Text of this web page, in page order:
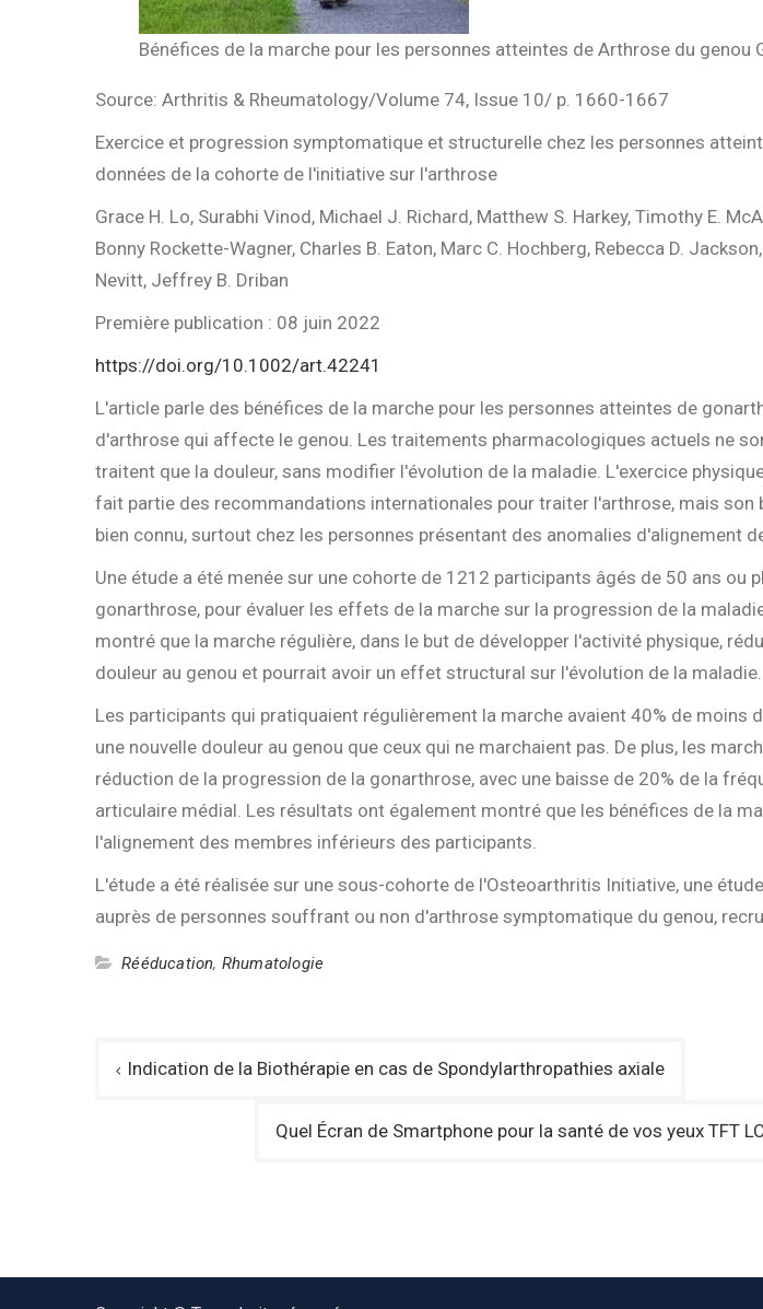
Bénéfices de la marche pour les personnes atteintes de Arthrose du genou
Source: Arthritis & Rheumatology/Volume 74, Issue 10/ p. 1660-1667
Exercice et progression symptomatique et structurelle chez les personnes
données de la cohorte de l'initiative sur l'arthrose
Grace H. Lo, Surabhi Vinod, Michael J. Richard, Matthew S. Harkey, Timothy E.
Bonny Rockette-Wagner, Charles B. Eaton, Marc C. Hochberg, Rebecca D.
Nevitt, Jeffrey B. Driban
Première publication : 08 juin 2022
https://doi.org/10.1002/art.42241
L'article parle des bénéfices de la marche pour les personnes atteintes de
d'arthrose qui affecte le genou. Les traitements pharmacologiques actuels ne
traitent que la douleur, sans modifier l'évolution de la maladie. L'exercice
fait partie des recommandations internationales pour traiter l'arthrose, mais son
bien connu, surtout chez les personnes présentant des anomalies d'alignement
Une étude a été menée sur une cohorte de 1212 participants âgés de 50 ans ou
gonarthrose, pour évaluer les effets de la marche sur la progression de la
montré que la marche régulière, dans le but de développer l'activité physique,
douleur au genou et pourrait avoir un effet structural sur l'évolution de la maladie.
Les participants qui pratiquaient régulièrement la marche avaient 40% de moins
une nouvelle douleur au genou que ceux qui ne marchaient pas. De plus, les
réduction de la progression de la gonarthrose, avec une baisse de 20% de la
articulaire médial. Les résultats ont également montré que les bénéfices de la
l'alignement des membres inférieurs des participants.
L'étude a été réalisée sur une sous-cohorte de l'Osteoarthritis Initiative, une
auprès de personnes souffrant ou non d'arthrose symptomatique du genou,
Rééducation, Rhumatologie
Navigation
Indication de la Biothérapie en cas de Spondylarthropathies axiale
Quel Écran de Smartphone pour la santé de vos yeux TFT